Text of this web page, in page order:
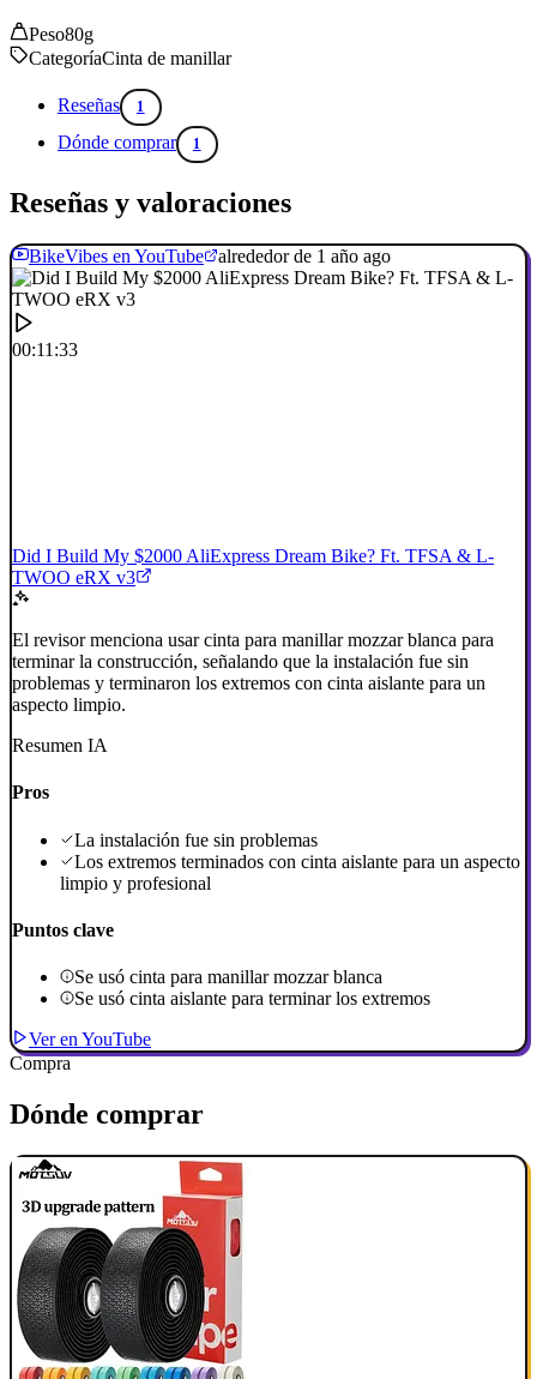
Peso80g
CategoríaCinta de manillar
Reseñas 1
Dónde comprar 1
Reseñas y valoraciones
BikeVibes en YouTube alrededor de 1 año ago
00:11:33
Did I Build My $2000 AliExpress Dream Bike? Ft. TFSA & L-
TWOO eRX v3
El revisor menciona usar cinta para manillar mozzar blanca para
terminar la construcción, señalando que la instalación fue sin
problemas y terminaron los extremos con cinta aislante para un
aspecto limpio.
Resumen IA
Pros
La instalación fue sin problemas
Los extremos terminados con cinta aislante para un aspecto
limpio y profesional
Puntos clave
Se usó cinta para manillar mozzar blanca
Se usó cinta aislante para terminar los extremos
Ver en YouTube
Compra
Dónde comprar